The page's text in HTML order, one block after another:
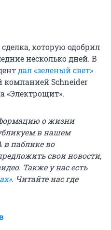
которую одобрил
несколько дней. В
дал «зеленый свет»
компанией Schneider
«Электрощит».
о жизни
в нашем
в паблике во
свои новости,
Также у нас есть
. Читайте нас где